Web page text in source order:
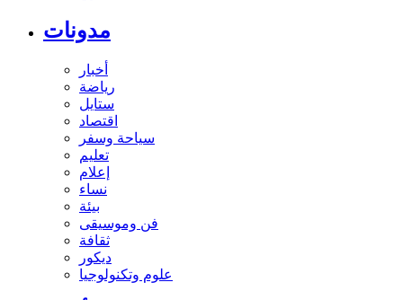
مدونات
أخبار
رياضة
ستايل
اقتصاد
سياحة وسفر
تعليم
إعلام
نساء
بيئة
فن وموسيقى
ثقافة
ديكور
علوم وتكنولوجيا